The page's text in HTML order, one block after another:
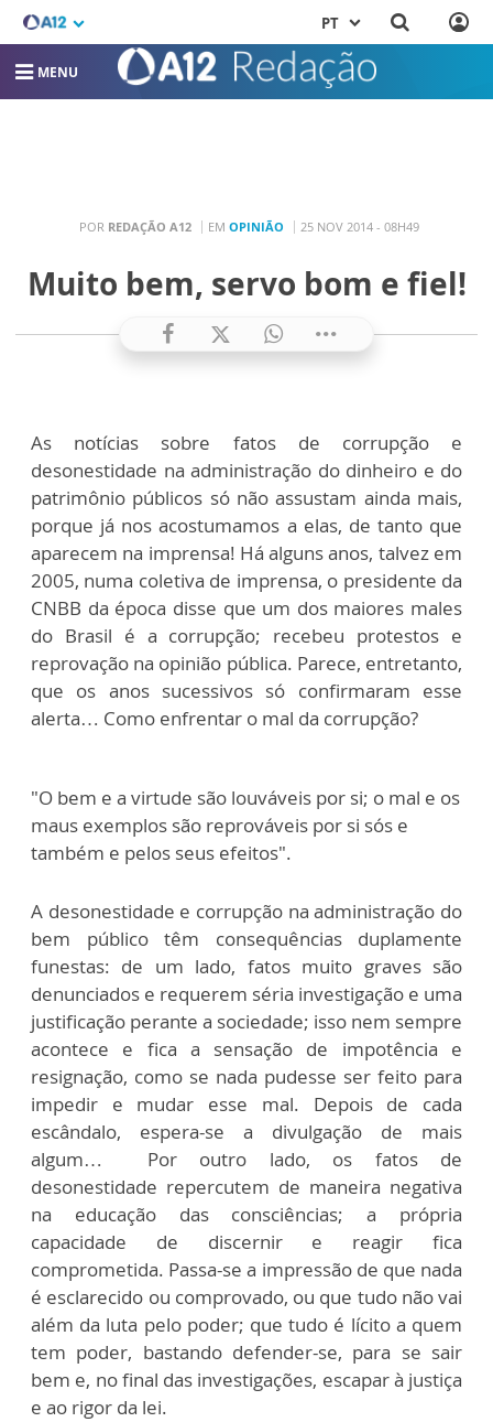
PT
MENU
POR REDAÇÃO A12 EM OPINIÃO 25 NOV 2014 - 08H49
Muito bem, servo bom e fiel!
As notícias sobre fatos de corrupção e
desonestidade na administração do dinheiro e do
patrimônio públicos só não assustam ainda mais,
porque já nos acostumamos a elas, de tanto que
aparecem na imprensa! Há alguns anos, talvez em
2005, numa coletiva de imprensa, o presidente da
CNBB da época disse que um dos maiores males
do Brasil é a corrupção; recebeu protestos e
reprovação na opinião pública. Parece, entretanto,
que os anos sucessivos só confirmaram esse
alerta… Como enfrentar o mal da corrupção?
"O bem e a virtude são louváveis por si; o mal e os
maus exemplos são reprováveis por si sós e
também e pelos seus efeitos".
A desonestidade e corrupção na administração do
bem público têm consequências duplamente
funestas: de um lado, fatos muito graves são
denunciados e requerem séria investigação e uma
justificação perante a sociedade; isso nem sempre
acontece e fica a sensação de impotência e
resignação, como se nada pudesse ser feito para
impedir e mudar esse mal. Depois de cada
escândalo, espera-se a divulgação de mais
algum… Por outro lado, os fatos de
desonestidade repercutem de maneira negativa
na educação das consciências; a própria
capacidade de discernir e reagir fica
comprometida. Passa-se a impressão de que nada
é esclarecido ou comprovado, ou que tudo não vai
além da luta pelo poder; que tudo é lícito a quem
tem poder, bastando defender-se, para se sair
bem e, no final das investigações, escapar à justiça
e ao rigor da lei.